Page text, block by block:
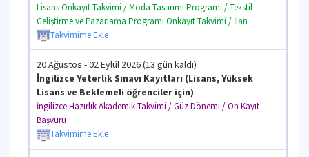
Lisans Önkayıt Takvimi / Moda Tasarımı Programı / Tekstil
Geliştirme ve Pazarlama Programı Önkayıt Takvimi / İlan
Takvimime Ekle
20 Ağustos - 02 Eylül 2026 (13 gün kaldı)
İngilizce Yeterlik Sınavı Kayıtları (Lisans, Yüksek
Lisans ve Beklemeli öğrenciler için)
İngilizce Hazırlık Akademik Takvimi / Güz Dönemi / Ön Kayıt -
Başvuru
Takvimime Ekle